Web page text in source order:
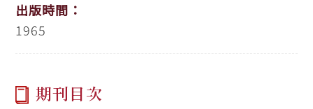
出版時間：
1965
期刊目次